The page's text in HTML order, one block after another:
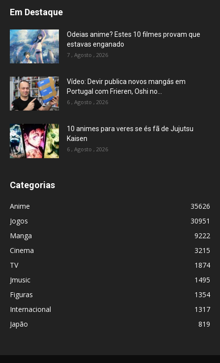
Em Destaque
Odeias anime? Estes 10 filmes provam que
estavas enganado
7 , Agosto , 2026
Vídeo: Devir publica novos mangás em
Portugal com Frieren, Oshi no...
6 , Agosto , 2026
10 animes para veres se és fã de Jujutsu
Kaisen
6 , Agosto , 2026
Categorias
Anime
35626
Jogos
30951
Manga
9222
Cinema
3215
TV
1874
Jmusic
1495
Figuras
1354
Internacional
1317
Japão
819